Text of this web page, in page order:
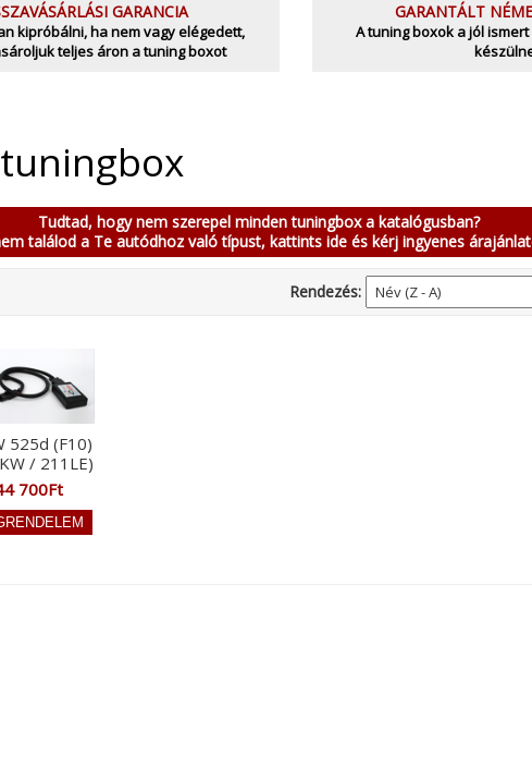
GARANCIA
kipróbálni, ha nem vagy elégedett,
teljes áron a tuning boxot
GARANTÁLT
A tuning boxok a jól
Tudtad, hogy nem szerepel minden tuningbox a katalógusban?
találod a Te autódhoz való típust, kattints ide és kérj ingyenes
Rendezés:
525d (F10)
/ 211LE)
700Ft